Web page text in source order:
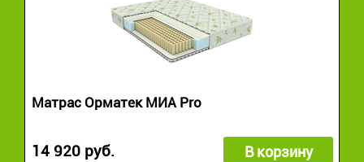
Матрас Орматек МИА Pro
14 920 руб. В корзину